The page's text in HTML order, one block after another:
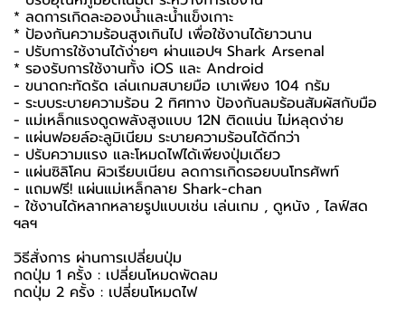
* ลดการเกิดละอองน้ำและน้ำแข็งเกาะ
* ป้องกันความร้อนสูงเกินไป เพื่อใช้งานได้ยาวนาน
- ปรับการใช้งานได้ง่ายๆ ผ่านแอปฯ Shark Arsenal
* รองรับการใช้งานทั้ง iOS และ Android
- ขนาดกะทัดรัด เล่นเกมสบายมือ เบาเพียง 104 กรัม
- ระบบระบายความร้อน 2 ทิศทาง ป้องกันลมร้อนสัมผัสกับมือ
- แม่เหล็กแรงดูดพลังสูงแบบ 12N ติดแน่น ไม่หลุดง่าย
- แผ่นฟอยล์อะลูมิเนียม ระบายความร้อนได้ดีกว่า
- ปรับความแรง และโหมดไฟได้เพียงปุ่มเดียว
- แผ่นซิลิโคน ผิวเรียบเนียน ลดการเกิดรอยบนโทรศัพท์
- แถมฟรี! แผ่นแม่เหล็กลาย Shark-chan
- ใช้งานได้หลากหลายรูปแบบเช่น เล่นเกม , ดูหนัง , ไลฟ์สด
ฯลฯ
วิธีสั่งการ ผ่านการเปลี่ยนปุ่ม
กดปุ่ม 1 ครั้ง : เปลี่ยนโหมดพัดลม
กดปุ่ม 2 ครั้ง : เปลี่ยนโหมดไฟ